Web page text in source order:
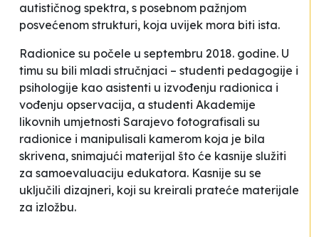
autističnog spektra, s posebnom pažnjom
posvećenom strukturi, koja uvijek mora biti ista.
Radionice su počele u septembru 2018. godine. U
timu su bili mladi stručnjaci – studenti pedagogije i
psihologije kao asistenti u izvođenju radionica i
vođenju opservacija, a studenti Akademije
likovnih umjetnosti Sarajevo fotografisali su
radionice i manipulisali kamerom koja je bila
skrivena, snimajući materijal što će kasnije služiti
za samoevaluaciju edukatora. Kasnije su se
uključili dizajneri, koji su kreirali prateće materijale
za izložbu.